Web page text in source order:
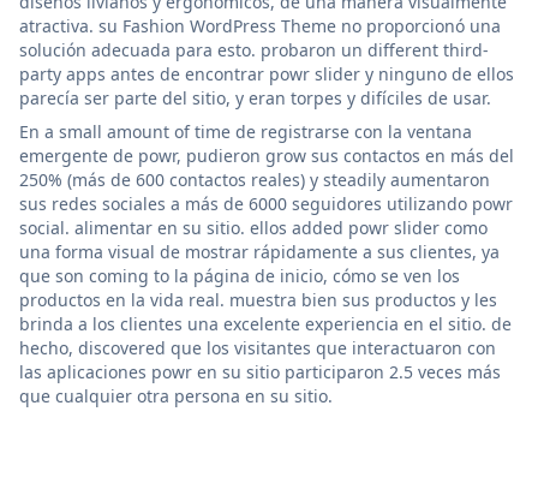
atractiva. su Fashion WordPress Theme no proporcionó una
solución adecuada para esto. probaron un different third-
party apps antes de encontrar powr slider y ninguno de ellos
parecía ser parte del sitio, y eran torpes y difíciles de usar.
En a small amount of time de registrarse con la ventana
emergente de powr, pudieron grow sus contactos en más del
250% (más de 600 contactos reales) y steadily aumentaron
sus redes sociales a más de 6000 seguidores utilizando powr
social. alimentar en su sitio. ellos added powr slider como
una forma visual de mostrar rápidamente a sus clientes, ya
que son coming to la página de inicio, cómo se ven los
productos en la vida real. muestra bien sus productos y les
brinda a los clientes una excelente experiencia en el sitio. de
hecho, discovered que los visitantes que interactuaron con
las aplicaciones powr en su sitio participaron 2.5 veces más
que cualquier otra persona en su sitio.